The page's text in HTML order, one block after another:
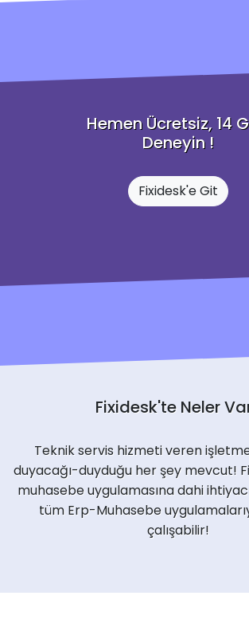
Hemen Ücretsiz, 14
Deneyin !
Fixidesk'e Git
Fixidesk'te Neler
Teknik servis hizmeti veren
duyacağı-duyduğu her şey mevcut!
muhasebe uygulamasına dahi
tüm Erp-Muhasebe
çalışabilir!